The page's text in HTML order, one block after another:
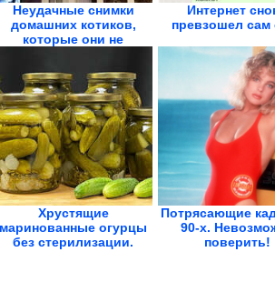
Неудачные снимки
домашних котиков,
которые они не
Интернет
превзошел сам
Хрустящие
маринованные огурцы
без стерилизации.
Потрясающие
90-х.
поверить!